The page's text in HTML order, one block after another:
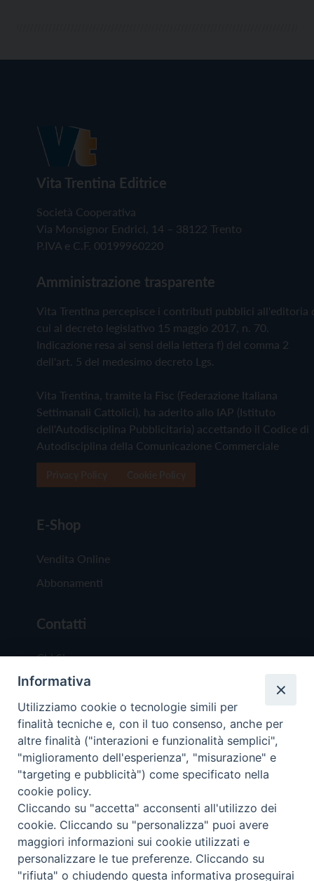
Vita Trentina Editrice
Società Cooperativa
Via Monsignor Endrici, 14 – 38122 Trento
P.IVA e C.F. 00199960220
Amministrazione trasparente
Vita Trentina percepisce i contributi pubblici all'editoria
cui al decreto legislativo 15 maggio 2017, n. 70.
Indicazione resa ai sensi della lettera f) del comma 2
dell'art. 5 del medesimo decreto Lgs.
Vita Trentina, tramite la Fisc (Federazione Italiana
Settimanali Cattolici), ha aderito allo IAP (Istituto
dell'Autodisciplina Pubblicitaria) accettando il Codice di
Autodisciplina della Comunicazione Commerciale
E-Shop
Vendita Online
Abbonamenti
Contatti
Chi Siamo
Redazione
Scrivici
Copyright © 2019 - Tutti i diritti riservati - Vita
Trentina Editrice
Privacy Policy
Torna
Informativa
Utilizziamo cookie o tecnologie simili per
finalità tecniche e, con il tuo consenso, anche per
altre finalità ("interazioni e funzionalità semplici",
"miglioramento dell'esperienza", "misurazione" e
"targeting e pubblicità") come specificato nella
cookie policy.
Cliccando su "accetta" acconsenti all'utilizzo dei
cookie. Cliccando su "personalizza" puoi avere
maggiori informazioni sui cookie utilizzati e
personalizzare le tue preferenze. Cliccando su
"rifiuta" o chiudendo questa informativa proseguirai